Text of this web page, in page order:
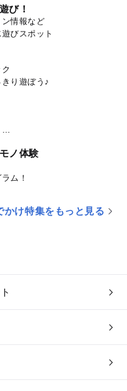
び！
情報など
びスポット
り遊ぼう♪
ノ体験
ム！
かけ特集をもっと見る